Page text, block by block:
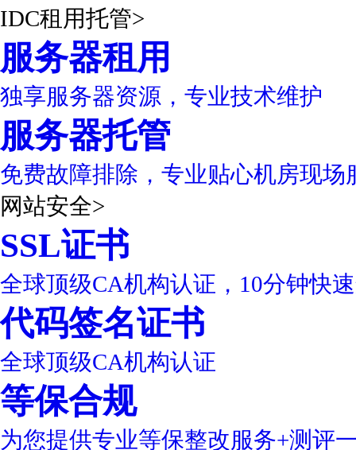
IDC租用托管>
服务器租用
独享服务器资源，专业技术维护
服务器托管
免费故障排除，专业贴心机房现场
网站安全>
SSL证书
全球顶级CA机构认证，10分钟快
代码签名证书
全球顶级CA机构认证
等保合规
为您提供专业等保整改服务+测评